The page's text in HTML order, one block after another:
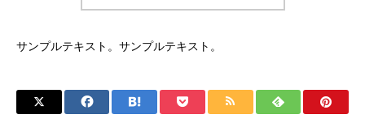
サンプルテキスト。サンプルテキスト。